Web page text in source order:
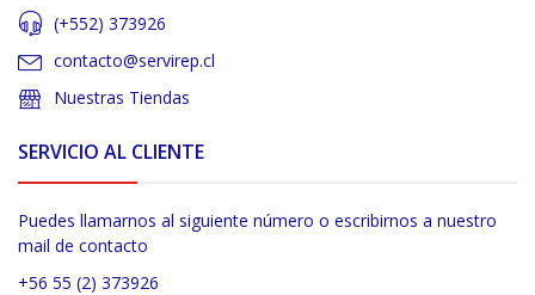
(+552) 373926
contacto@servirep.cl
Nuestras Tiendas
SERVICIO AL CLIENTE
Puedes llamarnos al siguiente número o escribirnos a nuestro
mail de contacto
+56 55 (2) 373926